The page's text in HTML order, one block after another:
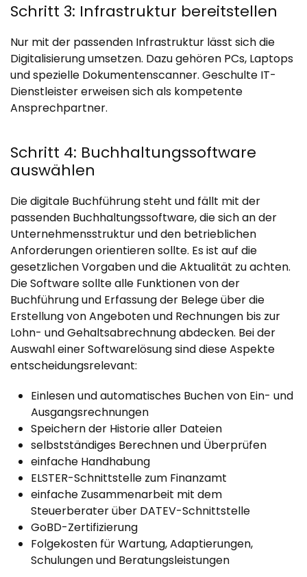
Schritt 3: Infrastruktur bereitstellen
Nur mit der passenden Infrastruktur lässt sich die
Digitalisierung umsetzen. Dazu gehören PCs, Laptops
und spezielle Dokumentenscanner. Geschulte IT-
Dienstleister erweisen sich als kompetente
Ansprechpartner.
Schritt 4: Buchhaltungssoftware
auswählen
Die digitale Buchführung steht und fällt mit der
passenden Buchhaltungssoftware, die sich an der
Unternehmensstruktur und den betrieblichen
Anforderungen orientieren sollte. Es ist auf die
gesetzlichen Vorgaben und die Aktualität zu achten.
Die Software sollte alle Funktionen von der
Buchführung und Erfassung der Belege über die
Erstellung von Angeboten und Rechnungen bis zur
Lohn- und Gehaltsabrechnung abdecken. Bei der
Auswahl einer Softwarelösung sind diese Aspekte
entscheidungsrelevant:
Einlesen und automatisches Buchen von Ein- und
Ausgangsrechnungen
Speichern der Historie aller Dateien
selbstständiges Berechnen und Überprüfen
einfache Handhabung
ELSTER-Schnittstelle zum Finanzamt
einfache Zusammenarbeit mit dem
Steuerberater über DATEV-Schnittstelle
GoBD-Zertifizierung
Folgekosten für Wartung, Adaptierungen,
Schulungen und Beratungsleistungen